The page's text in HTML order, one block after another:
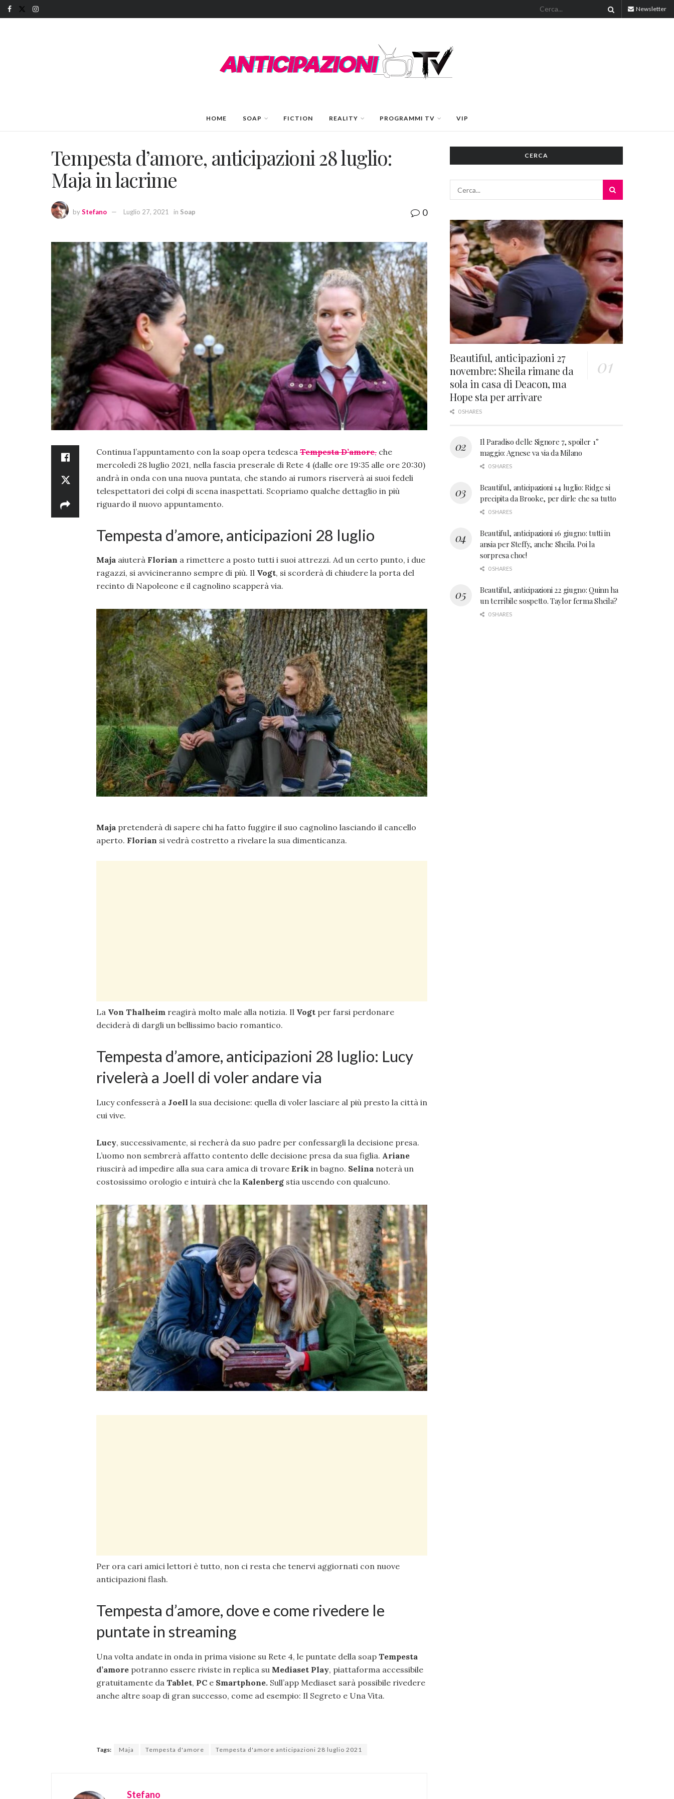
Newsletter
HOME SOAP FICTION REALITY PROGRAMMI TV VIP
Tempesta d’amore, anticipazioni 28 luglio:
Maja in lacrime
byStefano Luglio 27, 2021 in Soap 0
Continua l’appuntamento con la soap opera tedesca Tempesta D’amore, che
mercoledì 28 luglio 2021, nella fascia preserale di Rete 4 (dalle ore 19:35 alle ore 20:30)
andrà in onda con una nuova puntata, che stando ai rumors riserverà ai suoi fedeli
telespettatori dei colpi di scena inaspettati. Scopriamo qualche dettaglio in più
riguardo il nuovo appuntamento.
Tempesta d’amore, anticipazioni 28 luglio
Maja aiuterà Florian a rimettere a posto tutti i suoi attrezzi. Ad un certo punto, i due
ragazzi, si avvicineranno sempre di più. Il Vogt, si scorderà di chiudere la porta del
recinto di Napoleone e il cagnolino scapperà via.
Maja pretenderà di sapere chi ha fatto fuggire il suo cagnolino lasciando il cancello
aperto. Florian si vedrà costretto a rivelare la sua dimenticanza.
La Von Thalheim reagirà molto male alla notizia. Il Vogt per farsi perdonare
deciderà di dargli un bellissimo bacio romantico.
Tempesta d’amore, anticipazioni 28 luglio: Lucy
rivelerà a Joell di voler andare via
Lucy confesserà a Joell la sua decisione: quella di voler lasciare al più presto la città in
cui vive.
Lucy, successivamente, si recherà da suo padre per confessargli la decisione presa.
L’uomo non sembrerà affatto contento delle decisione presa da sua figlia. Ariane
riuscirà ad impedire alla sua cara amica di trovare Erik in bagno. Selina noterà un
costosissimo orologio e intuirà che la Kalenberg stia uscendo con qualcuno.
Per ora cari amici lettori è tutto, non ci resta che tenervi aggiornati con nuove
anticipazioni flash.
Tempesta d’amore, dove e come rivedere le
puntate in streaming
Una volta andate in onda in prima visione su Rete 4, le puntate della soap Tempesta
d’amore potranno essere riviste in replica su Mediaset Play, piattaforma accessibile
gratuitamente da Tablet, PC e Smartphone. Sull’app Mediaset sarà possibile rivedere
anche altre soap di gran successo, come ad esempio: Il Segreto e Una Vita.
Tags: Maja Tempesta d'amore Tempesta d'amore anticipazioni 28 luglio 2021
Stefano
CERCA
Beautiful, anticipazioni 27
novembre: Sheila rimane da
sola in casa di Deacon, ma
Hope sta per arrivare
0 SHARES
Il Paradiso delle Signore 7, spoiler 1°
maggio: Agnese va via da Milano
0 SHARES
Beautiful, anticipazioni 14 luglio: Ridge si
precipita da Brooke, per dirle che sa tutto
0 SHARES
Beautiful, anticipazioni 16 giugno: tutti in
ansia per Steffy, anche Sheila. Poi la
sorpresa choc!
0 SHARES
Beautiful, anticipazioni 22 giugno: Quinn ha
un terribile sospetto. Taylor ferma Sheila?
0 SHARES